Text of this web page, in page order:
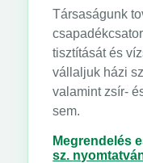
Társaságunk
tisztítását és
vállaljuk házi
valamint zsír-
sem.
Megrendelés
sz.